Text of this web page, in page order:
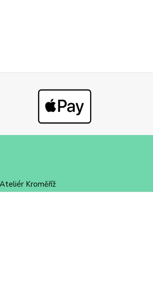
Kroměříž
258 002